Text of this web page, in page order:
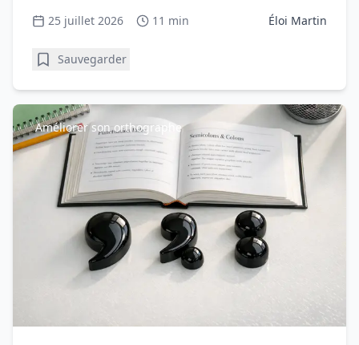
25 juillet 2026 11 min Éloi Martin
Sauvegarder
Améliorer son orthographe